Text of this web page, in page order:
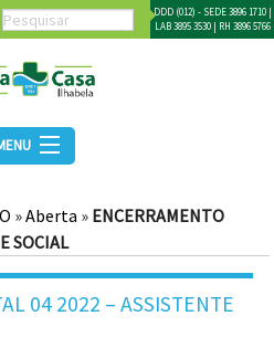
DDD (012) - SEDE 3896 1710 |
LAB 3895 3530 | RH 3896 5766
»Aberta » ENCERRAMENTO
SOCIAL
04 2022 – ASSISTENTE